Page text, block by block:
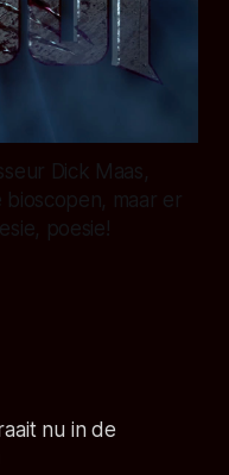
Dick Maas,
maar er
poesie!
nu in de